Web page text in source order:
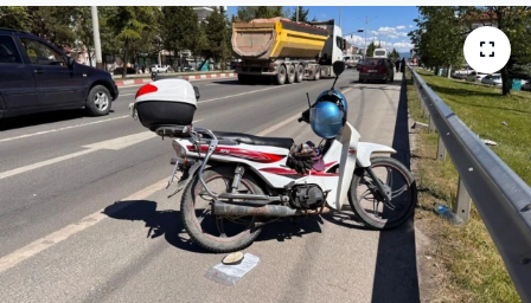
Haber
Haber İlanlar
Kültür-Sanat
Magazin
Resmi İlanlar